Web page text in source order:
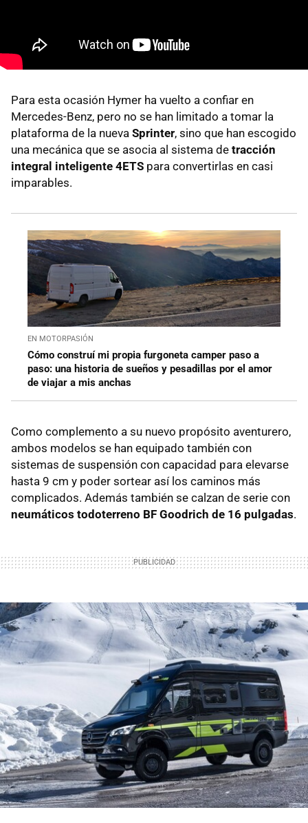
Para esta ocasión Hymer ha vuelto a confiar en
Mercedes-Benz, pero no se han limitado a tomar la
plataforma de la nueva Sprinter, sino que han escogido
una mecánica que se asocia al sistema de tracción
integral inteligente 4ETS para convertirlas en casi
imparables.
EN MOTORPASIÓN
Cómo construí mi propia furgoneta camper paso a
paso: una historia de sueños y pesadillas por el amor
de viajar a mis anchas
Como complemento a su nuevo propósito aventurero,
ambos modelos se han equipado también con
sistemas de suspensión con capacidad para elevarse
hasta 9 cm y poder sortear así los caminos más
complicados. Además también se calzan de serie con
neumáticos todoterreno BF Goodrich de 16 pulgadas.